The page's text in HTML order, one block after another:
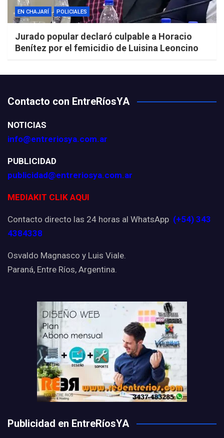
EN CHAJARÍ POLICIALES
Jurado popular declaró culpable a Horacio
Benítez por el femicidio de Luisina Leoncino
Contacto con EntreRíosYA
NOTICIAS
info@entreriosya.com.ar
PUBLICIDAD
publicidad@entreriosya.com.ar
MEDIAKIT CLIK AQUI
Contacto directo las 24 horas al WhatsApp (+54) 343
4384338
Osvaldo Magnasco y Luis Viale.
Paraná, Entre Ríos, Argentina.
Publicidad en EntreRíosYA